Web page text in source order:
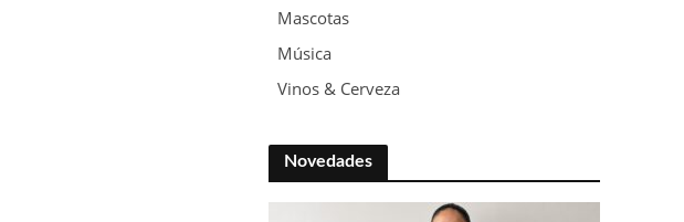
Mascotas
Música
Vinos & Cerveza
Novedades